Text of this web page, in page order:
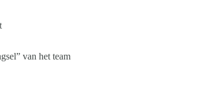
van het team